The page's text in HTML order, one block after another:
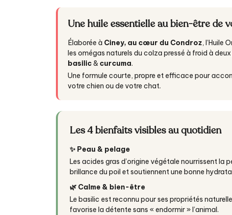
Une huile essentielle au bien-être de
Élaborée à Ciney, au cœur du Condroz, l’Huile
les omégas naturels du colza pressé à froid à
basilic& curcuma.
Une formule courte, propre et efficace pour
votre chien ou de votre chat.
Les 4 bienfaits visibles au quotidien
✨ Peau & pelage
Les acides gras d’origine végétale nourrissent la
brillance du poil et soutiennent une bonne
🌿 Calme & bien-être
Le basilic est reconnu pour ses propriétés
favorise la détente sans « endormir » l’animal.